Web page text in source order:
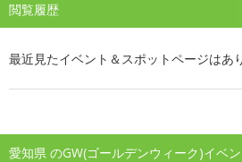
閲覧履歴
最近見たイベント＆スポットページはあ
愛知県 のGW(ゴールデンウィーク)イベ